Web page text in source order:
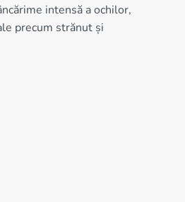
intensă a ochilor,
precum strănut și